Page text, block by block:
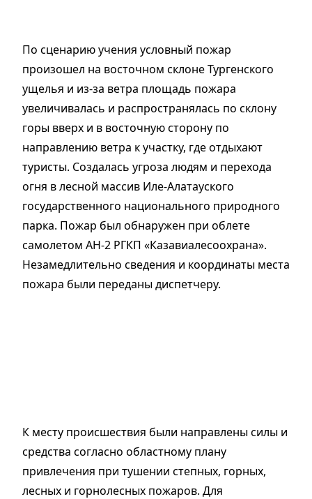
По сценарию учения условный пожар
произошел на восточном склоне Тургенского
ущелья и из-за ветра площадь пожара
увеличивалась и распространялась по склону
горы вверх и в восточную сторону по
направлению ветра к участку, где отдыхают
туристы. Создалась угроза людям и перехода
огня в лесной массив Иле-Алатауского
государственного национального природного
парка. Пожар был обнаружен при облете
самолетом АН-2 РГКП «Казавиалесоохрана».
Незамедлительно сведения и координаты места
пожара были переданы диспетчеру.
К месту происшествия были направлены силы и
средства согласно областному плану
привлечения при тушении степных, горных,
лесных и горнолесных пожаров. Для